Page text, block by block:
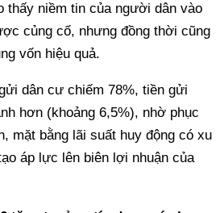
thấy niềm tin của người dân vào
củng cố, nhưng đồng thời cũng
vốn hiệu quả.
dân cư chiếm 78%, tiền gửi
hơn (khoảng 6,5%), nhờ phục
mặt bằng lãi suất huy động có xu
áp lực lên biên lợi nhuận của